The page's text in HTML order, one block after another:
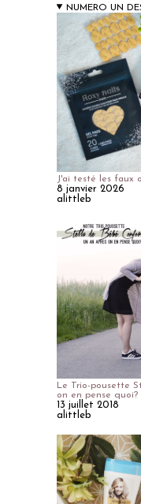
NUMERO UN
J'ai testé les faux
8 janvier 2026
alittleb
Le Trio-pousette
on en pense quoi?
13 juillet 2018
alittleb